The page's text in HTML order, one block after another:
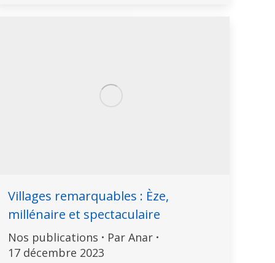
Villages remarquables : Èze,
millénaire et spectaculaire
Nos publications Par Anar
17 décembre 2023